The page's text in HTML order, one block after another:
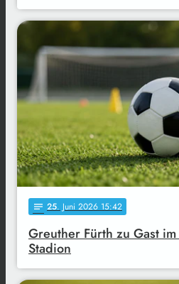
notes 25. Juni 2026 15:42
Greuther Fürth zu Gast
Stadion